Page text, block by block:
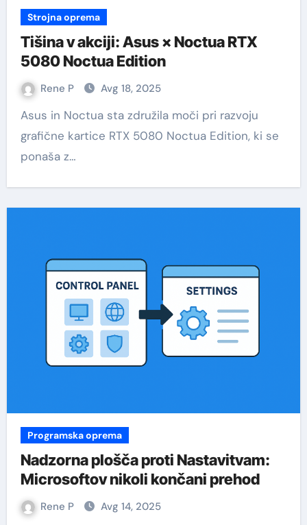
Strojna oprema
Tišina v akciji: Asus × Noctua RTX
5080 Noctua Edition
Rene P Avg 18, 2025
Asus in Noctua sta združila moči pri razvoju
grafične kartice RTX 5080 Noctua Edition, ki se
ponaša z…
Programska oprema
Nadzorna plošča proti Nastavitvam:
Microsoftov nikoli končani prehod
Rene P Avg 14, 2025